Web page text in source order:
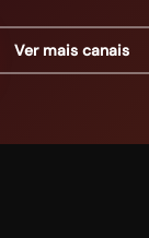
Ver mais canais